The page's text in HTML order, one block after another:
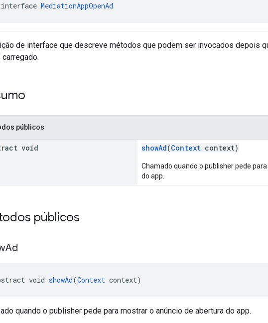
MediationAppOpenAd
de interface que descreve métodos que podem ser invocados depois
carregado.
públicos
void showAd(Context context)
Chamado quando o publisher pede
do app.
públicos
Ad
void showAd(Context context)
quando o publisher pede para mostrar o anúncio de abertura do app.